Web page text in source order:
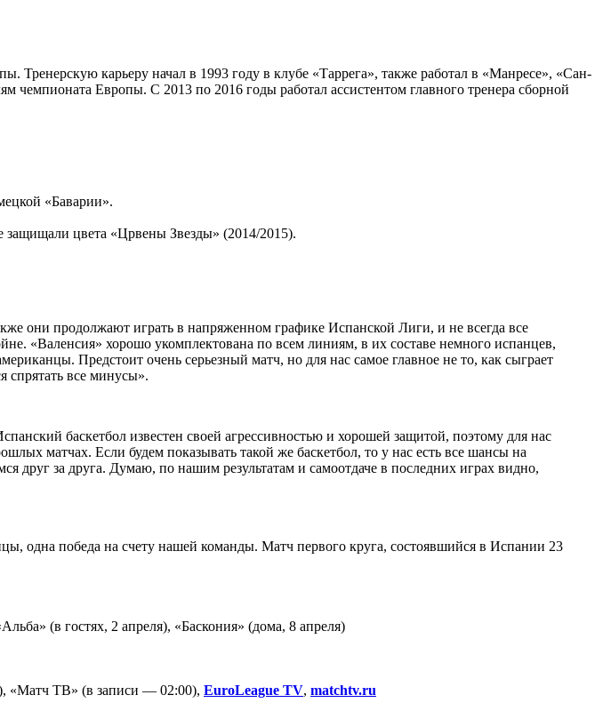
Тренерскую карьеру начал в 1993 году в клубе «Таррега», также работал в «Манресе», «Сан-
Европы. С 2013 по 2016 годы работал ассистентом главного тренера сборной
«Баварии».
цвета «Црвены Звезды» (2014/2015).
они продолжают играть в напряженном графике Испанской Лиги, и не всегда все
«Валенсия» хорошо укомплектована по всем линиям, в их составе немного испанцев,
Предстоит очень серьезный матч, но для нас самое главное не то, как сыграет
спрятать все минусы».
баскетбол известен своей агрессивностью и хорошей защитой, поэтому для нас
матчах. Если будем показывать такой же баскетбол, то у нас есть все шансы на
друг за друга. Думаю, по нашим результатам и самоотдаче в последних играх видно,
одна победа на счету нашей команды. Матч первого круга, состоявшийся в Испании 23
(в гостях, 2 апреля), «Баскония» (дома, 8 апреля)
«Матч ТВ» (в записи — 02:00), EuroLeague TV, matchtv.ru